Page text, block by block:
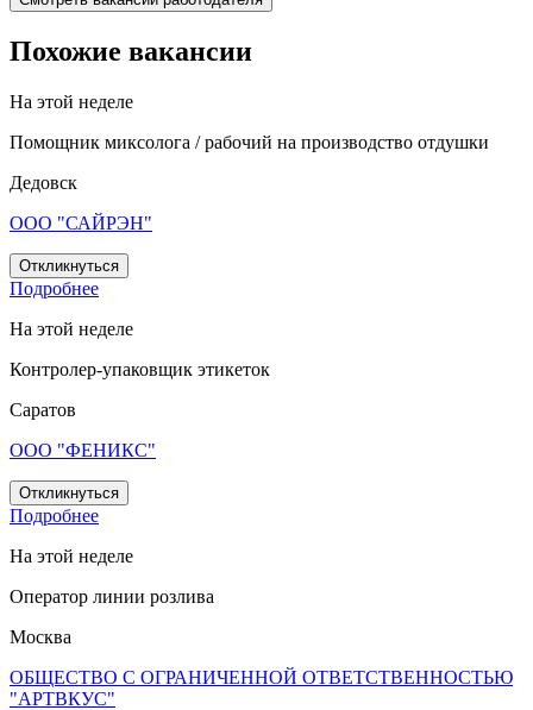
Похожие вакансии
На этой неделе
Помощник миксолога / рабочий на производство отдушки
Дедовск
ООО "САЙРЭН"
Откликнуться
Подробнее
На этой неделе
Контролер-упаковщик этикеток
Саратов
ООО "ФЕНИКС"
Откликнуться
Подробнее
На этой неделе
Оператор линии розлива
Москва
ОБЩЕСТВО С ОГРАНИЧЕННОЙ ОТВЕТСТВЕННОСТЬЮ
"АРТВКУС"